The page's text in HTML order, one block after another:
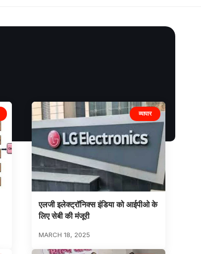
व्यापार
एलजी इलेक्ट्रॉनिक्स इंडिया को आईपीओ के
लिए सेबी की मंजूरी
MARCH 18, 2025